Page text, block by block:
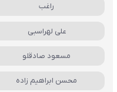
راغب
علی لهراسبی
مسعود صادقلو
محسن ابراهیم زاده